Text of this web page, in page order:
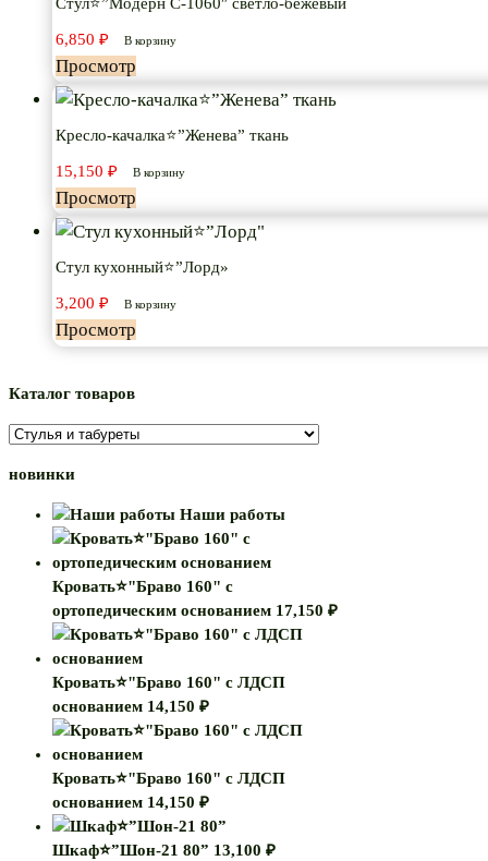
6,850 ₽ В корзину
Просмотр
Кресло-качалка⭐”Женева” ткань
15,150 ₽ В корзину
Просмотр
Стул кухонный⭐”Лорд»
3,200 ₽ В корзину
Просмотр
Каталог товаров
новинки
Наши работы
Кровать⭐"Браво 160" с
ортопедическим основанием 17,150 ₽
Кровать⭐"Браво 160" с ЛДСП
основанием 14,150 ₽
Кровать⭐"Браво 160" с ЛДСП
основанием 14,150 ₽
Шкаф⭐”Шон-21 80” 13,100 ₽